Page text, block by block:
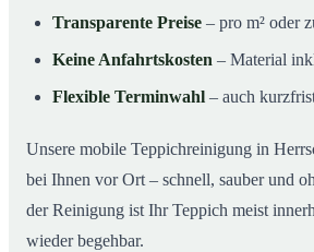
Transparente Preise – pro m² oder
Keine Anfahrtskosten – Material
Flexible Terminwahl – auch
Unsere mobile Teppichreinigung in
bei Ihnen vor Ort – schnell, sauber und
der Reinigung ist Ihr Teppich meist
wieder begehbar.